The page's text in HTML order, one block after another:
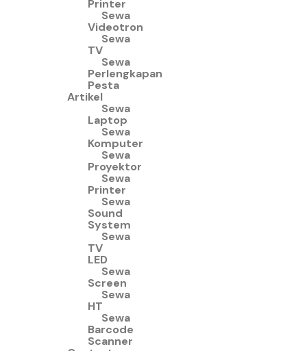
Printer
Sewa
Videotron
Sewa
TV
Sewa
Perlengkapan
Pesta
Artikel
Sewa
Laptop
Sewa
Komputer
Sewa
Proyektor
Sewa
Printer
Sewa
Sound
System
Sewa
TV
LED
Sewa
Screen
Sewa
HT
Sewa
Barcode
Scanner